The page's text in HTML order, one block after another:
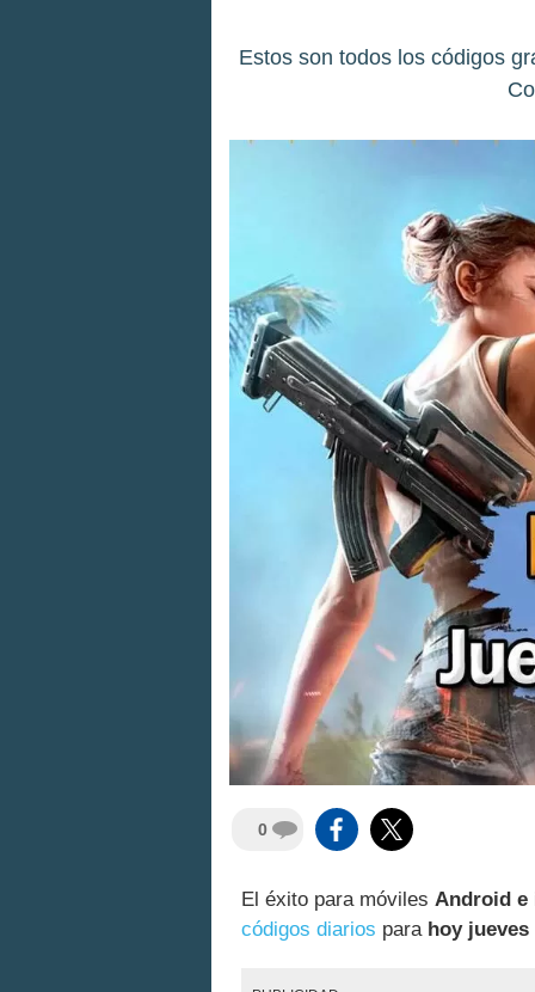
Estos son todos los códigos
0
El éxito para móviles Android e
códigos diarios para hoy